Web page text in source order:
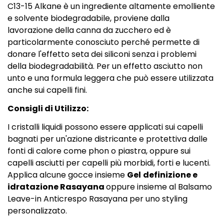
C13-15 Alkane è un ingrediente altamente emolliente
e solvente biodegradabile, proviene dalla
lavorazione della canna da zucchero ed è
particolarmente conosciuto perché permette di
donare l'effetto seta dei siliconi senza i problemi
della biodegradabilità. Per un effetto asciutto non
unto e una formula leggera che può essere utilizzata
anche sui capelli fini.
Consigli di Utilizzo:
I cristalli liquidi possono essere applicati sui capelli
bagnati per un'azione districante e protettiva dalle
fonti di calore come phon o piastra, oppure sui
capelli asciutti per capelli più morbidi, forti e lucenti.
Applica alcune gocce insieme Gel definizione e
idratazione Rasayanaoppure insieme al Balsamo
Leave-in Anticrespo Rasayana per uno styling
personalizzato.